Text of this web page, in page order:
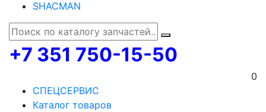
SHACMAN
+7 351 750-15-50
0
СПЕЦСЕРВИС
Каталог товаров